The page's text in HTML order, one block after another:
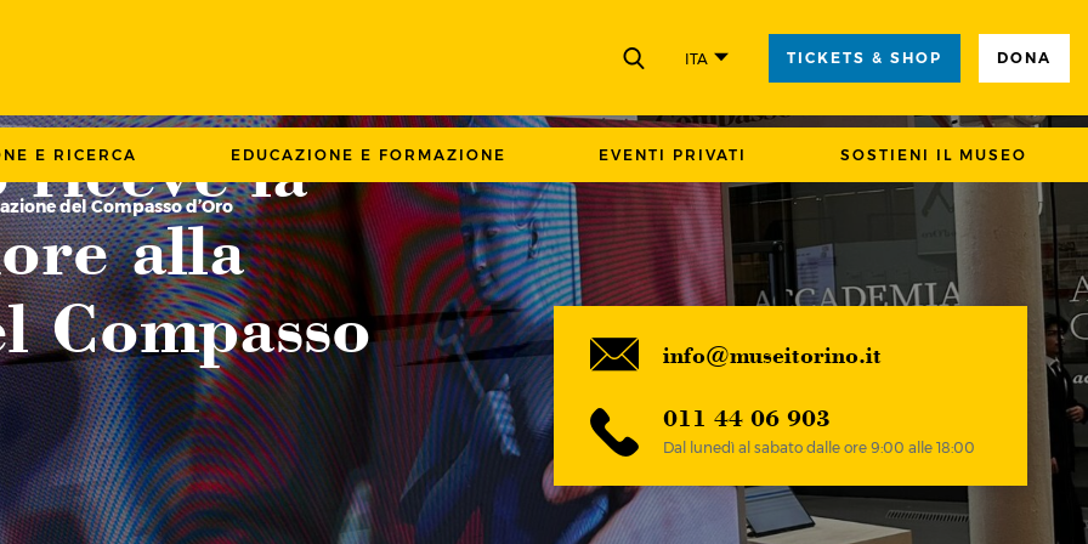
CHIUDI
ITA TICKETS & SHOP DONA
E RICERCA EDUCAZIONE E FORMAZIONE EVENTI PRIVATI SOSTIENI IL MUSEO
del Compasso d’Oro
riceve la
alla
Compasso
info@museitorino.it
011 44 06 903
Dal lunedì al sabato dalle ore 9:00 alle 18:00